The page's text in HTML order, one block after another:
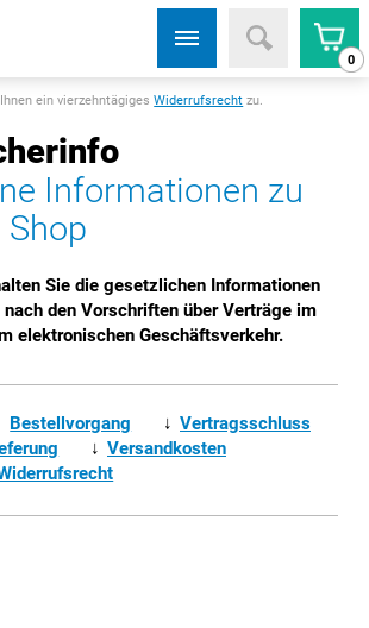
0
ein vierzehntägigesWiderrufsrecht zu.
Informationen zu
Sie die gesetzlichen Informationen
nach den Vorschriften über Verträge im
elektronischen Geschäftsverkehr.
Bestellvorgang ↓ Vertragsschluss
↓ Versandkosten